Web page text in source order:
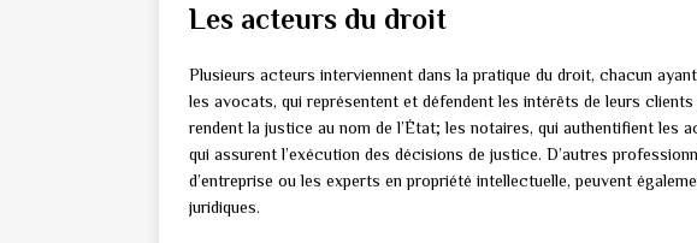
Les acteurs du droit
Plusieurs acteurs interviennent dans la pratique du droit, chacun
les avocats, qui représentent et défendent les intérêts de leurs
rendent la justice au nom de l’État; les notaires, qui authentifient les
qui assurent l’exécution des décisions de justice. D’autres
d’entreprise ou les experts en propriété intellectuelle, peuvent
juridiques.